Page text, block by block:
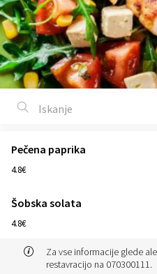
Pečena paprika
4.8€
Šobska solata
4.8€
Za vse informacije glede
restavracijo na 070300111.